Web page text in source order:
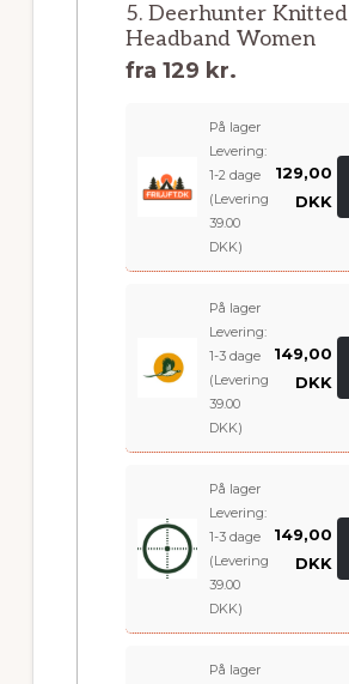
5. Deerhunter Knitted
Headband Women
fra 129 kr.
På lager
Levering:
1-2 dage
(Levering
39.00
DKK)
129,00
DKK
På lager
Levering:
1-3 dage
(Levering
39.00
DKK)
149,00
DKK
På lager
Levering:
1-3 dage
(Levering
39.00
DKK)
149,00
DKK
På lager